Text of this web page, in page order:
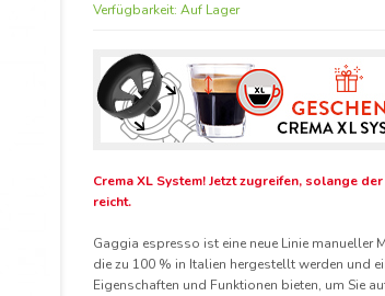
Verfügbarkeit: Auf Lager
Crema XL System! Jetzt zugreifen, solange
reicht.
Gaggia espresso ist eine neue Linie manueller
die zu 100 % in Italien hergestellt werden und
Eigenschaften und Funktionen bieten, um Sie